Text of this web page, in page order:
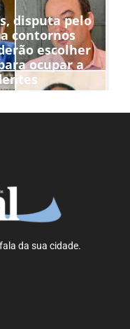
disputa pelo
contornos
escolher
ocupar a
da sua cidade.